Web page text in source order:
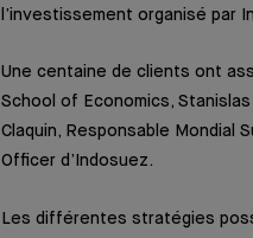
l’investissement organisé par
Une centaine de clients ont
School of Economics,
Claquin, Responsable Mondial
Officer d’Indosuez.
Les différentes stratégies